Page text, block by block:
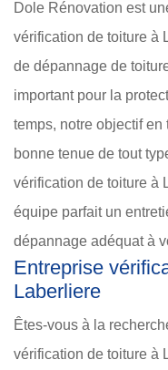
Dole Rénovation est
vérification de toiture à
de dépannage de
important pour la
temps, notre objectif
bonne tenue de tout
vérification de toiture à
équipe parfait un
dépannage adéquat à
Entreprise
Laberliere
Êtes-vous à la
vérification de toiture à